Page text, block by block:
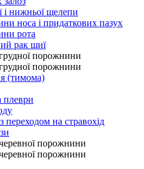
і нижньої щелепи
носа і придаткових пазух
рота
рак шиї
порожнини
порожнини
(тимома)
плеври
переходом на стравохід
порожнини
порожнини